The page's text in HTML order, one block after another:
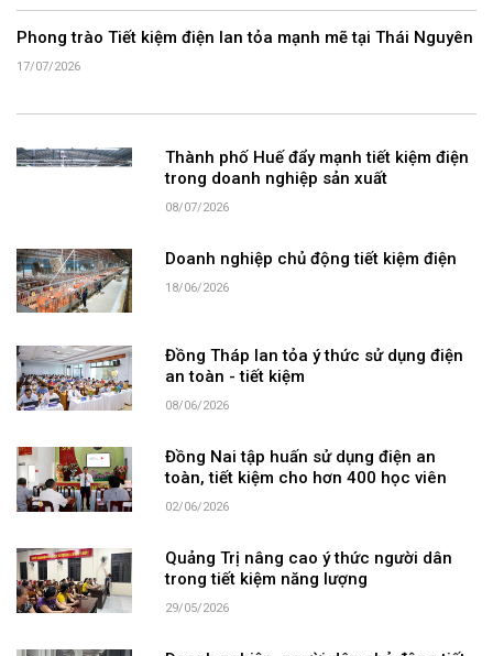
Phong trào Tiết kiệm điện lan tỏa mạnh mẽ tại Thái Nguyên
17/07/2026
Thành phố Huế đẩy mạnh tiết kiệm điện
trong doanh nghiệp sản xuất
08/07/2026
Doanh nghiệp chủ động tiết kiệm điện
18/06/2026
Đồng Tháp lan tỏa ý thức sử dụng điện
an toàn - tiết kiệm
08/06/2026
Đồng Nai tập huấn sử dụng điện an
toàn, tiết kiệm cho hơn 400 học viên
02/06/2026
Quảng Trị nâng cao ý thức người dân
trong tiết kiệm năng lượng
29/05/2026